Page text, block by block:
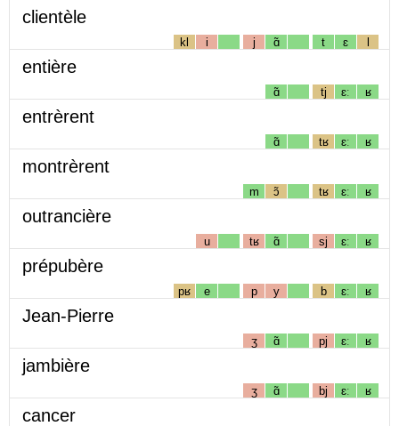
clientèle
kl i j ɑ̃ t ɛ l
entière
ɑ̃ tj ɛː ʁ
entrèrent
ɑ̃ tʁ ɛː ʁ
montrèrent
m ɔ̃ tʁ ɛː ʁ
outrancière
u tʁ ɑ̃ sj ɛː ʁ
prépubère
pʁ e p y b ɛː ʁ
Jean-Pierre
ʒ ɑ̃ pj ɛː ʁ
jambière
ʒ ɑ̃ bj ɛː ʁ
cancer